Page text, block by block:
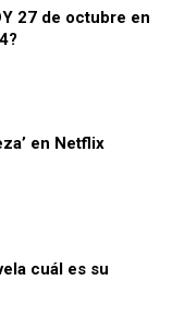
27 de octubre en
en Netflix
cuál es su